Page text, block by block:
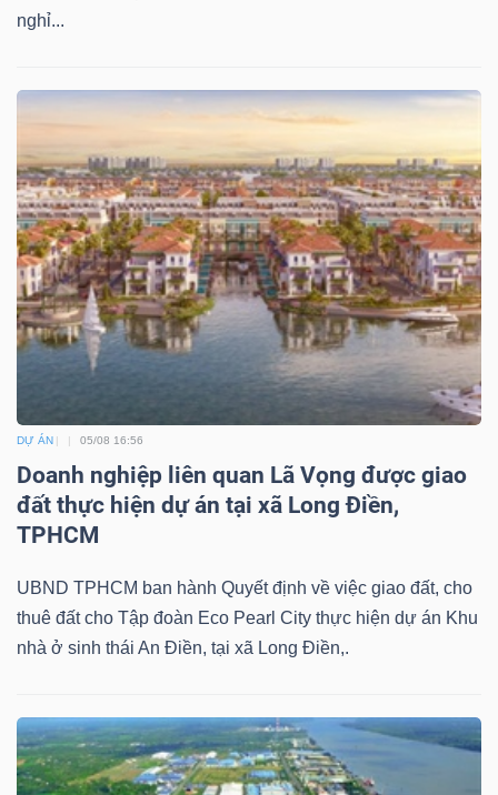
nghỉ...
DỰ ÁN 05/08 16:56
Doanh nghiệp liên quan Lã Vọng được giao
đất thực hiện dự án tại xã Long Điền,
TPHCM
UBND TPHCM ban hành Quyết định về việc giao đất, cho
thuê đất cho Tập đoàn Eco Pearl City thực hiện dự án Khu
nhà ở sinh thái An Điền, tại xã Long Điền,.